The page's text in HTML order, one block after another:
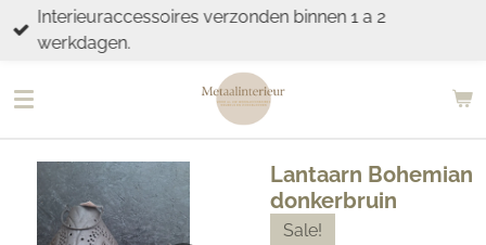
Ga
direct
de
Interieuraccessoires verzonden binnen 1 a 2
werkdagen.
Lantaarn Bohemian
donkerbruin
Sale!